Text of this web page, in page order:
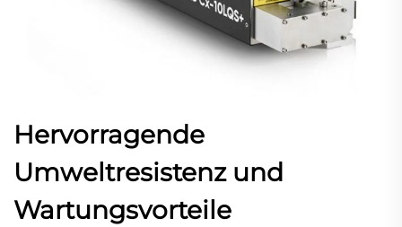
Hervorragende
Umweltresistenz und
Wartungsvorteile